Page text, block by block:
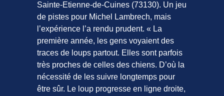
Sainte-Etienne-de-Cuines (73130). Un jeu
de pistes pour Michel Lambrech, mais
l’expérience l’a rendu prudent. « La
première année, les gens voyaient des
traces de loups partout. Elles sont parfois
très proches de celles des chiens. D’où la
nécessité de les suivre longtemps pour
être sûr. Le loup progresse en ligne droite,